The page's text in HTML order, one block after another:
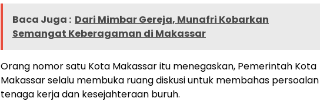
Baca Juga : Dari Mimbar Gereja, Munafri Kobarkan
Semangat Keberagaman di Makassar
Orang nomor satu Kota Makassar itu menegaskan, Pemerintah Kota
Makassar selalu membuka ruang diskusi untuk membahas persoalan
tenaga kerja dan kesejahteraan buruh.